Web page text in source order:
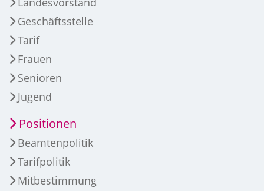
Geschäftsstelle
Tarif
Frauen
Senioren
Jugend
Positionen
Beamtenpolitik
Tarifpolitik
Mitbestimmung